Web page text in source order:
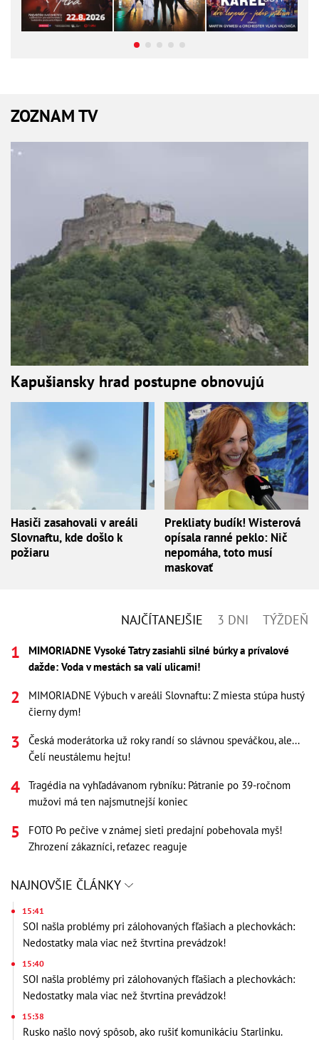
ZOZNAM TV
Kapušiansky hrad postupne obnovujú
Hasiči zasahovali v areáli
Slovnaftu, kde došlo k
požiaru
Prekliaty budík! Wisterová
opísala ranné peklo: Nič
nepomáha, toto musí
maskovať
NAJČÍTANEJŠIE 3 DNI TÝŽDEŇ
MIMORIADNE Vysoké Tatry zasiahli silné búrky a prívalové
dažde: Voda v mestách sa valí ulicami!
MIMORIADNE Výbuch v areáli Slovnaftu: Z miesta stúpa hustý
čierny dym!
Česká moderátorka už roky randí so slávnou speváčkou, ale...
Čelí neustálemu hejtu!
Tragédia na vyhľadávanom rybníku: Pátranie po 39-ročnom
mužovi má ten najsmutnejší koniec
FOTO Po pečive v známej sieti predajní pobehovala myš!
Zhrození zákazníci, reťazec reaguje
NAJNOVŠIE ČLÁNKY
15:41
SOI našla problémy pri zálohovaných fľašiach a plechovkách:
Nedostatky mala viac než štvrtina prevádzok!
15:40
SOI našla problémy pri zálohovaných fľašiach a plechovkách:
Nedostatky mala viac než štvrtina prevádzok!
15:38
Rusko našlo nový spôsob, ako rušiť komunikáciu Starlinku.